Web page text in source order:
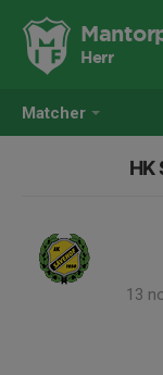
Matcher
Herr
HK
13